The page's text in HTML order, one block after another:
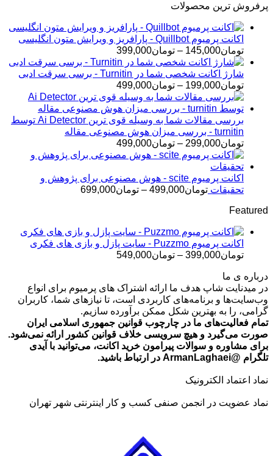
پرفروش ترین محصولات
اکانت پرمیوم Quillbot - پارافریز و ویرایش متون انگلیسی
تومان145,000
– تومان399,000محدوده
قیمت:
تومان145,000
تا
تومان399,000
شارژ اکانت شخصی شما در Turnitin - برسی سرقت ادبی
تومان199,000
– تومان499,000محدوده
قیمت:
تومان199,000
تا
تومان499,000
بررسی مقالات شما به وسیله قوی ترین Ai Detector توسط
turnitin - بررسی میزان هوش مصنوعی مقاله
تومان299,000
– تومان499,000محدوده
قیمت:
تا
تومان499,000
اکانت پرمیوم scite - هوش مصنوعی برای پژوهش و
تحقیقات تومان499,000
– تومان699,000محدوده
تومان699,000
Featured
اکانت پرمیوم Puzzmo - سایت پازل و بازی های فکری
تومان399,000
– تومان549,000
تا
تومان549,000
درباره ی ما
در میدنایت شاپ هدف ما ارائه اشتراک های پرمیوم برای انواع
وب‌سایت‌ها و برنامه‌های کاربردی است، تا نیازهای شما، کاربران
گرامی، را به بهترین شکل ممکن برآورده سازیم.
تمام فعالیت‌های ما در چارچوب قوانین جمهوری اسلامی ایران
صورت می‌گیرد و هیچ سرویسی خلاف قوانین کشور ارائه نمی‌شود.
برای مشاوره و سوالات پیرامون خرید اکانت، می‌توانید با آیدی
تلگرام @ArmanLaghaei در ارتباط باشید.
نماد اعتماد الکترونیک
نماد عضویت در انجمن صنفی کسب و کار اینترنتی شهر تهران